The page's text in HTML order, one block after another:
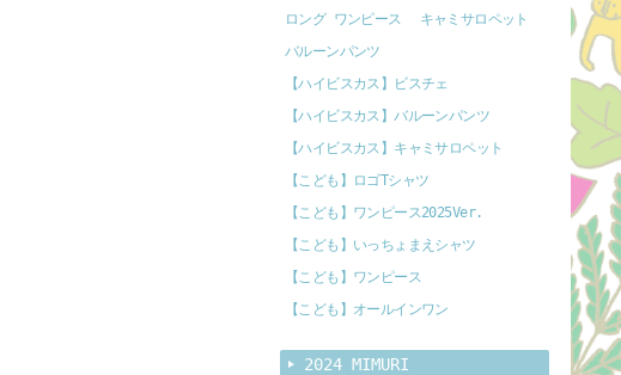
ロング ワンピース
キャミサロペット
バルーンパンツ
【ハイビスカス】ビスチェ
【ハイビスカス】バルーンパンツ
【ハイビスカス】キャミサロペット
【こども】ロゴTシャツ
【こども】ワンピース2025Ver.
【こども】いっちょまえシャツ
【こども】ワンピース
【こども】オールインワン
2024 MIMURI